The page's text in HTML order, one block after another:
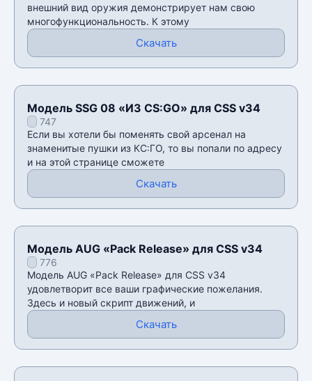
внешний вид оружия демонстрирует нам свою
многофункциональность. К этому
Скачать
Модель SSG 08 «ИЗ CS:GO» для CSS v34
747
Если вы хотели бы поменять свой арсенал на
знаменитые пушки из КС:ГО, то вы попали по адресу
и на этой странице сможете
Скачать
Модель AUG «Pack Release» для CSS v34
776
Модель AUG «Pack Release» для CSS v34
удовлетворит все ваши графические пожелания.
Здесь и новый скрипт движений, и
Скачать